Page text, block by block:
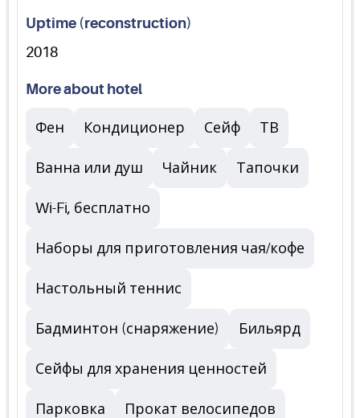
Uptime (reconstruction)
2018
More about hotel
Фен Кондиционер Сейф ТВ
Ванна или душ Чайник Тапочки
Wi-Fi, бесплатно
Наборы для приготовления чая/кофе
Настольный теннис
Бадминтон (снаряжение) Бильярд
Сейфы для хранения ценностей
Парковка Прокат велосипедов